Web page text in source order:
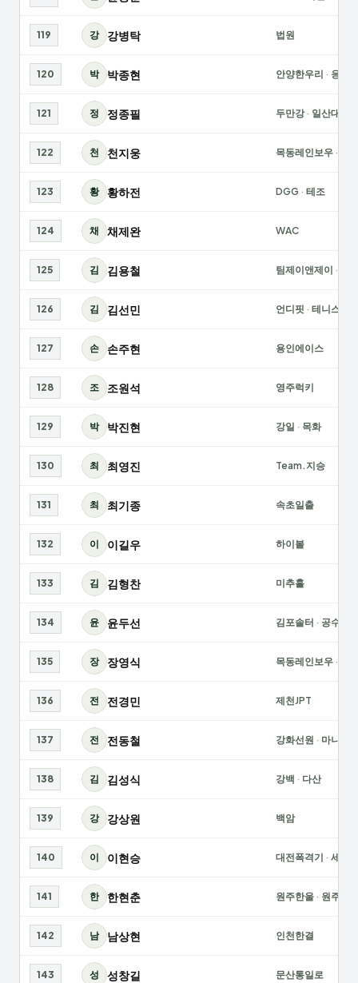
119 강 강병탁 법원
120 박 박종현 안양한우리 · 응테
121 정 정종필 두만강· 일산대화
122 천 천지웅 목동레인보우 ·
123 황 황하전 DGG · 테조
124 채 채제완 WAC
125 김 김용철 팀제이앤제이 ·
126 김 김선민 언디핏 · 테니스매
127 손 손주현 용인에이스
128 조 조원석 영주럭키
129 박 박진현 강일 · 목화
130 최 최영진 Team.지승
131 최 최기종 속초일출
132 이 이길우 하이볼
133 김 김형찬 미추홀
134 윤 윤두선 김포솔터 · 공수래
135 장 장영식 목동레인보우 ·
136 전 전경민 제천JPT
137 전 전동철 강화선원 · 마니산
138 김 김성식 강백 · 다산
139 강 강상원 백암
140 이 이현승 대전폭격기 · 세종
141 한 한현춘 원주한울 · 원주테
142 남 남상현 인천한결
143 성 성창길 문산통일로